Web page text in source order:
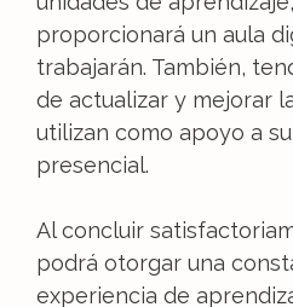
proporcionará un aula
trabajarán. También,
de actualizar y mejorar
utilizan como apoyo a
presencial.
Al concluir
podrá otorgar una
experiencia de